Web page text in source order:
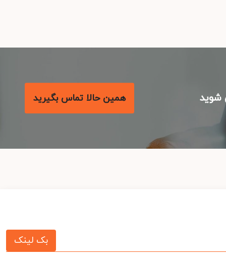
همین حالا تماس بگیرید
بک لینک